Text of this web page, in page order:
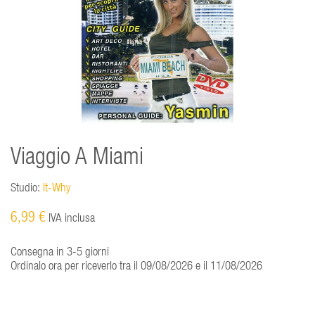
Viaggio A Miami
Studio: It-Why
6,99 € IVA inclusa
Consegna in 3-5 giorni
Ordinalo ora per riceverlo tra il 09/08/2026 e il 11/08/2026